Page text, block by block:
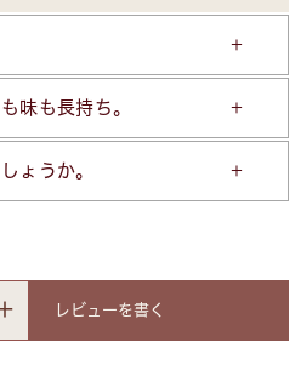
味も長持ち。
ょうか。
レビューを書く